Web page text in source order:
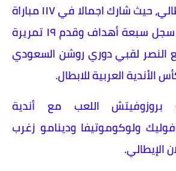
من انتر ميلان الإيطالي، حيث شارك اجمالا في ١١٧ مباراة
بجميع المسابقات سجل سبعة أهداف وقدم ١٩ تمريرة
لقبي دوري روشن السعودي
الأندية العربية للابطال.
بروزوفيتش اللعب مع أندية
ولوكوموتيفا ودينامو زغرب
الإيطالي.